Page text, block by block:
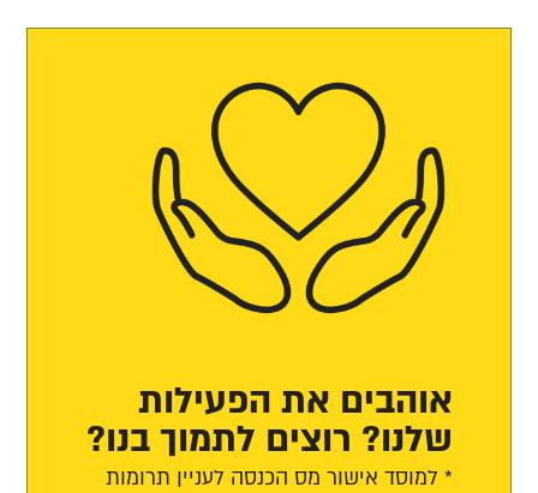
אוהבים את הפעילות
שלנו? רוצים לתמוך בנו?
* למוסד אישור מס הכנסה לעניין תרומות